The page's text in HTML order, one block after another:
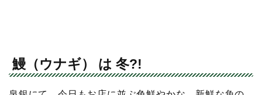
鰻（ウナギ） は 冬?!